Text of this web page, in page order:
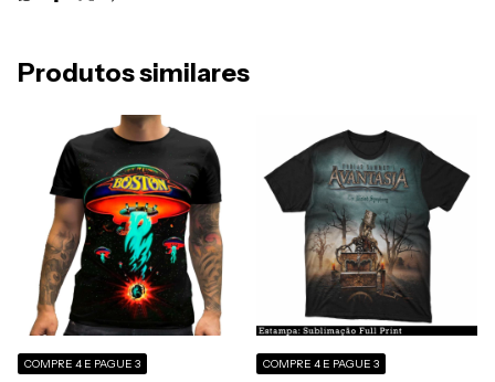
Produtos similares
COMPRE 4 E PAGUE 3 COMPRE 4 E PAGUE 3